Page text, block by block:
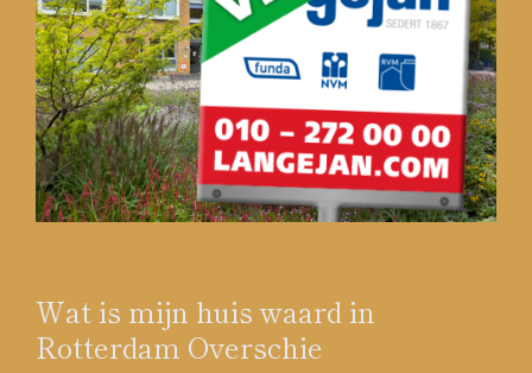
Wat is mijn huis waard in
Rotterdam Overschie